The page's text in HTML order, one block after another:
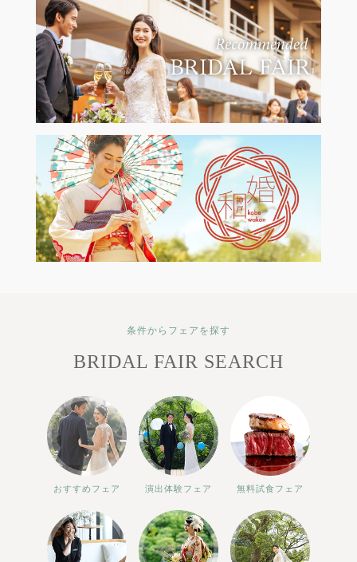
条件からフェアを探す
BRIDAL FAIR SEARCH
おすすめフェア 演出体験フェア 無料試食フェア